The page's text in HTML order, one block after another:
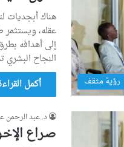
رؤية مثقف
هناك أبجديات
عقله، ويستثمر
إلى أهدافه
النجاح
أكمل
د. عبد الرحمن
صـراع الإخـوة